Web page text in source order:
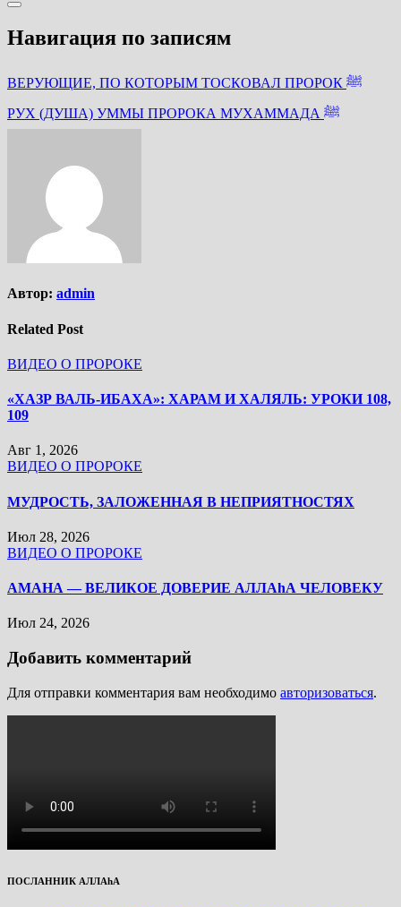
Навигация по записям
ВЕРУЮЩИЕ, ПО КОТОРЫМ ТОСКОВАЛ ПРОРОК ﷺ
РУХ (ДУША) УММЫ ПРОРОКА МУХАММАДА ﷺ
Автор: admin
Related Post
ВИДЕО О ПРОРОКЕ
«ХАЗР ВАЛЬ-ИБАХА»: ХАРАМ И ХАЛЯЛЬ: УРОКИ 108,
109
Авг 1, 2026
ВИДЕО О ПРОРОКЕ
МУДРОСТЬ, ЗАЛОЖЕННАЯ В НЕПРИЯТНОСТЯХ
Июл 28, 2026
ВИДЕО О ПРОРОКЕ
АМАНА — ВЕЛИКОЕ ДОВЕРИЕ АЛЛАhА ЧЕЛОВЕКУ
Июл 24, 2026
Добавить комментарий
Для отправки комментария вам необходимо авторизоваться.
ПОСЛАННИК АЛЛАhА